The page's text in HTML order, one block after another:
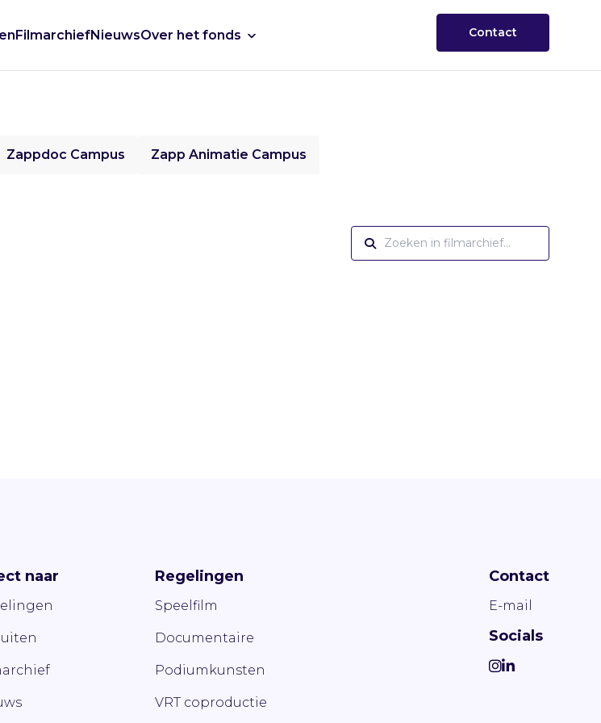
FilmarchiefNieuwsOver het fonds Contact
Zappdoc Campus Zapp Animatie Campus
naar Regelingen
Speelfilm
Documentaire
Podiumkunsten
VRT coproductie
Contact
E-mail
Socials